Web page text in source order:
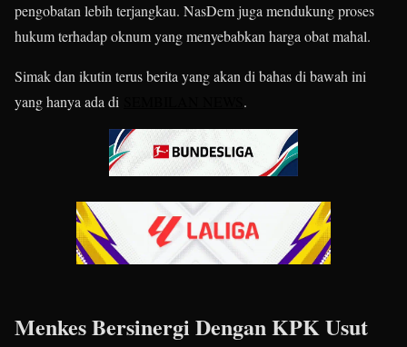
pengobatan lebih terjangkau. NasDem juga mendukung proses
hukum terhadap oknum yang menyebabkan harga obat mahal.
Simak dan ikutin terus berita yang akan di bahas di bawah ini
yang hanya ada di
.
Menkes Bersinergi Dengan KPK Usut